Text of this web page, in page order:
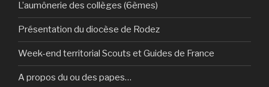
L’aumônerie des collèges (6èmes)
Présentation du diocèse de Rodez
Week-end territorial Scouts et Guides de France
A propos du ou des papes…